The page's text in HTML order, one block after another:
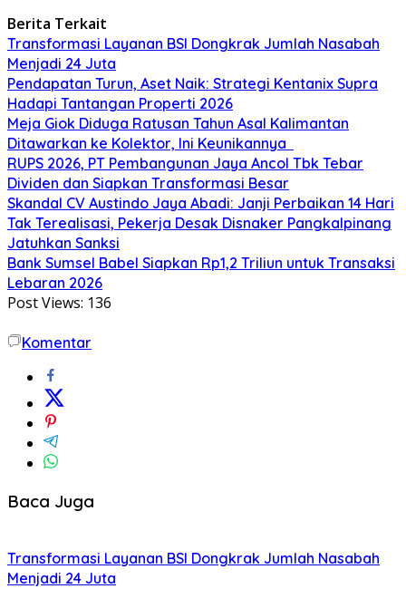
Berita Terkait
Transformasi Layanan BSI Dongkrak Jumlah Nasabah
Menjadi 24 Juta
Pendapatan Turun, Aset Naik: Strategi Kentanix Supra
Hadapi Tantangan Properti 2026
Meja Giok Diduga Ratusan Tahun Asal Kalimantan
Ditawarkan ke Kolektor, Ini Keunikannya
RUPS 2026, PT Pembangunan Jaya Ancol Tbk Tebar
Dividen dan Siapkan Transformasi Besar
Skandal CV Austindo Jaya Abadi: Janji Perbaikan 14 Hari
Tak Terealisasi, Pekerja Desak Disnaker Pangkalpinang
Jatuhkan Sanksi
Bank Sumsel Babel Siapkan Rp1,2 Triliun untuk Transaksi
Lebaran 2026
Post Views: 136
Komentar
Baca Juga
Transformasi Layanan BSI Dongkrak Jumlah Nasabah
Menjadi 24 Juta